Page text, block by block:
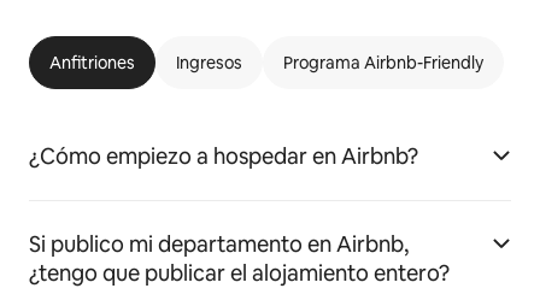
Anfitriones Ingresos Programa Airbnb-Friendly
¿Cómo empiezo a hospedar en Airbnb?
Si publico mi departamento en Airbnb,
¿tengo que publicar el alojamiento entero?